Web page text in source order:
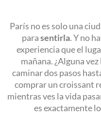
París no es solo una
parasentirla. Y no
experiencia que el
mañana. ¿Alguna
caminar dos pasos
comprar un croissant
mientras ves la vida
es exactamente